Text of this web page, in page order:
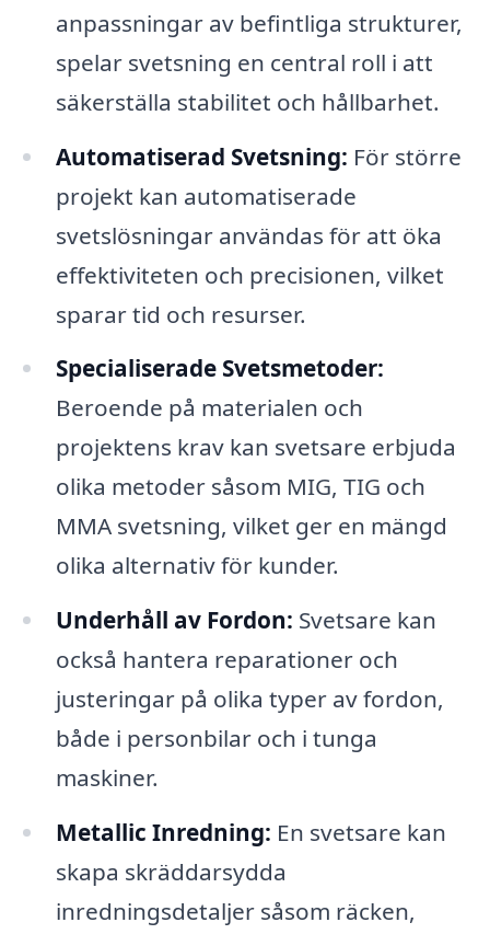
anpassningar av befintliga strukturer,
spelar svetsning en central roll i att
säkerställa stabilitet och hållbarhet.
Automatiserad Svetsning: För större
projekt kan automatiserade
svetslösningar användas för att öka
effektiviteten och precisionen, vilket
sparar tid och resurser.
Specialiserade Svetsmetoder:
Beroende på materialen och
projektens krav kan svetsare erbjuda
olika metoder såsom MIG, TIG och
MMA svetsning, vilket ger en mängd
olika alternativ för kunder.
Underhåll av Fordon: Svetsare kan
också hantera reparationer och
justeringar på olika typer av fordon,
både i personbilar och i tunga
maskiner.
Metallic Inredning: En svetsare kan
skapa skräddarsydda
inredningsdetaljer såsom räcken,